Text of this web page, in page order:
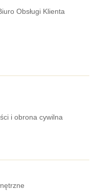
Obsługi Klienta
i obrona cywilna